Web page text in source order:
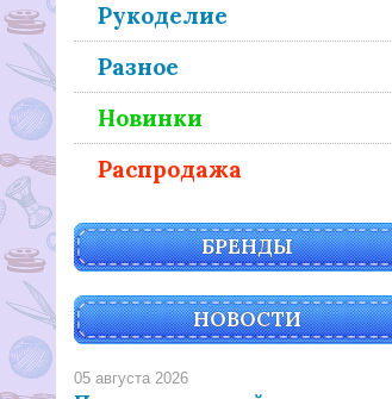
Рукоделие
Разное
Новинки
Распродажа
БРЕНДЫ
НОВОСТИ
05 августа 2026